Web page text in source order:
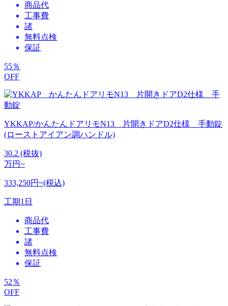
商品代
工事費
諸
無料点検
保証
55％
OFF
YKKAP/かんたんドアリモN13 片開きドアD2仕様 手動錠
(ローストアイアン調ハンドル)
30.2 (税抜)
万円~
333,250円~(税込)
工期1日
商品代
工事費
諸
無料点検
保証
52 ％
OFF